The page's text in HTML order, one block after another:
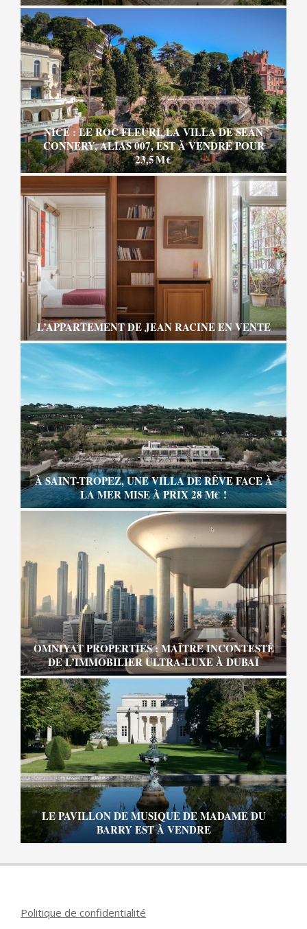
NICE : LE ROC FLEURI, LA VILLA DE SEAN
CONNERY, ALIAS 007, EST À VENDRE POUR
23,5 M €
L’APPARTEMENT DE JEAN RACINE EN VENTE
À SAINT-TROPEZ, UNE VILLA DE RÊVE FACE À
LA MER MISE À PRIX 28 M€ !
OMNIYAT PROPERTIES : MAÎTRE INCONTESTÉ
DE L’IMMOBILIER ULTRA-LUXE À DUBAÏ
LE PAVILLON DE MUSIQUE DE MADAME DU
BARRY EST À VENDRE
Politique de confidentialité